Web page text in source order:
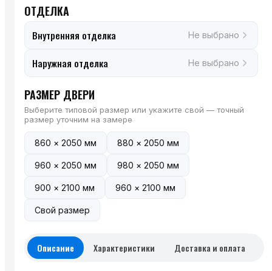
ОТДЕЛКА
Внутренняя отделка Не выбрано
Наружная отделка Не выбрано
РАЗМЕР ДВЕРИ
Выберите типовой размер или укажите свой — точный
размер уточним на замере
860 × 2050 мм 880 × 2050 мм
960 × 2050 мм 980 × 2050 мм
900 × 2100 мм 960 × 2100 мм
Свой размер
Описание Характеристики Доставка и оплата